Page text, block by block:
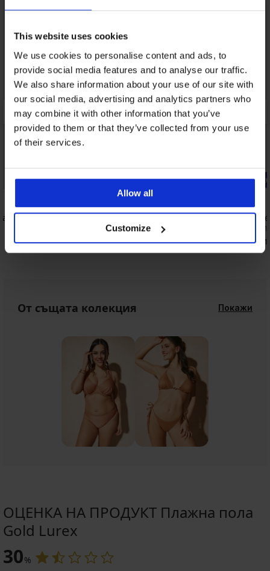
This website uses cookies
We use cookies to personalise content and ads, to
provide social media features and to analyse our traffic.
We also share information about your use of our site with
our social media, advertising and analytics partners who
may combine it with other information that you’ve
provided to them or that they’ve collected from your use
of their services.
Allow all
Customize
Bestseller
Бразилски бикини DIVA by IVA
(33,23 лв.)
-20% BRA20
Сутиен
32,79 €
От същата колекция Покажи
ОЦЕНКА НА ПРОДУКТ Плажна пола
Gold Lurex
30%